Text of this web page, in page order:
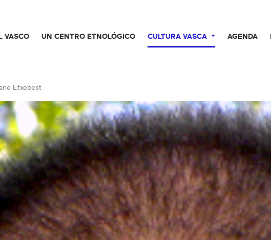
VASCO UN CENTRO ETNOLÓGICO CULTURA VASCA AGENDA
Etxebest